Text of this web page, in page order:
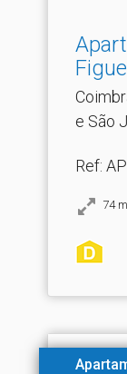
e São
Ref:
74 m